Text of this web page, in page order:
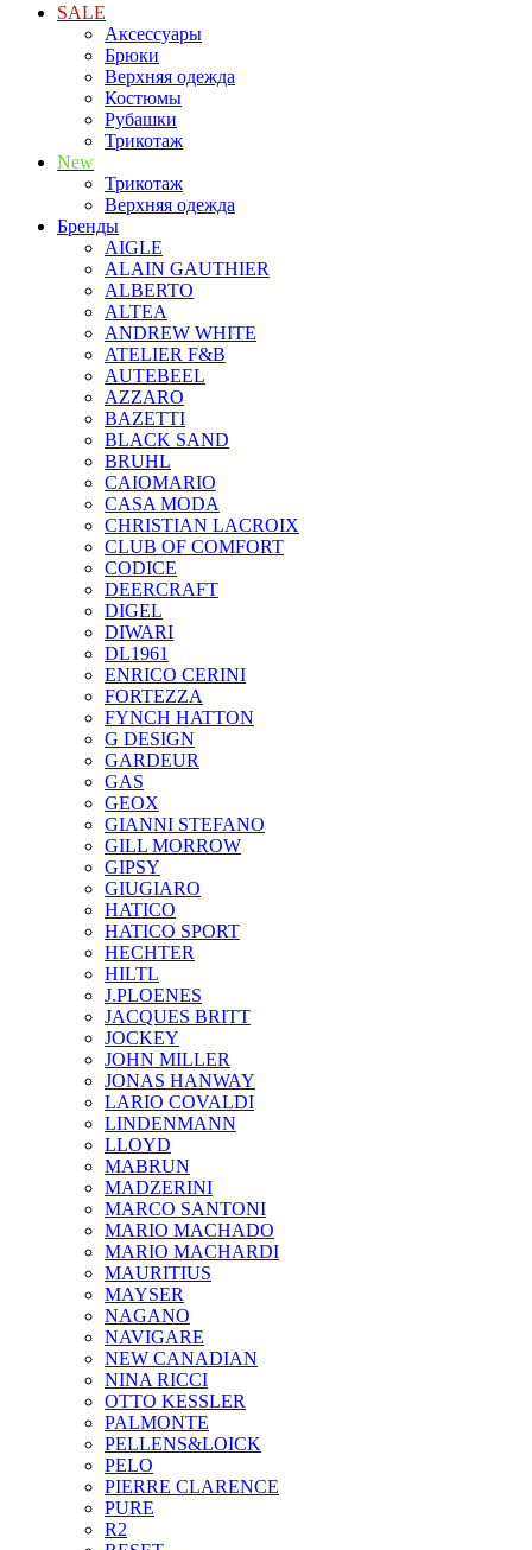
SALE
Аксессуары
Брюки
Верхняя одежда
Костюмы
Рубашки
Трикотаж
New
Трикотаж
Верхняя одежда
Бренды
AIGLE
ALAIN GAUTHIER
ALBERTO
ALTEA
ANDREW WHITE
ATELIER F&B
AUTEBEEL
AZZARO
BAZETTI
BLACK SAND
BRUHL
CAIOMARIO
CASA MODA
CHRISTIAN LACROIX
CLUB OF COMFORT
CODICE
DEERCRAFT
DIGEL
DIWARI
DL1961
ENRICO CERINI
FORTEZZA
FYNCH HATTON
G DESIGN
GARDEUR
GAS
GEOX
GIANNI STEFANO
GILL MORROW
GIPSY
GIUGIARO
HATICO
HATICO SPORT
HECHTER
HILTL
J.PLOENES
JAСQUES BRITT
JOCKEY
JOHN MILLER
JONAS HANWAY
LARIO COVALDI
LINDENMANN
LLOYD
MABRUN
MADZERINI
MARCO SANTONI
MARIO MACHADO
MARIO MACHARDI
MAURITIUS
MAYSER
NAGANO
NAVIGARE
NEW CANADIAN
NINA RICCI
OTTO KESSLER
PALMONTE
PELLENS&LOICK
PELO
PIERRE CLARENCE
PURE
R2